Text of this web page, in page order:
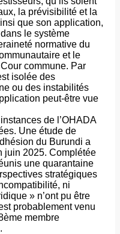
la prévisibilité et la
que son application,
le système
normative du
et le
commune. Par
isolée des
ou des instabilités
peut-être vue
de l’OHADA
Une étude de
du Burundi a
juin 2025. Complétée
une quarantaine
stratégiques
ni
» n’ont pu être
probablement venu
membre